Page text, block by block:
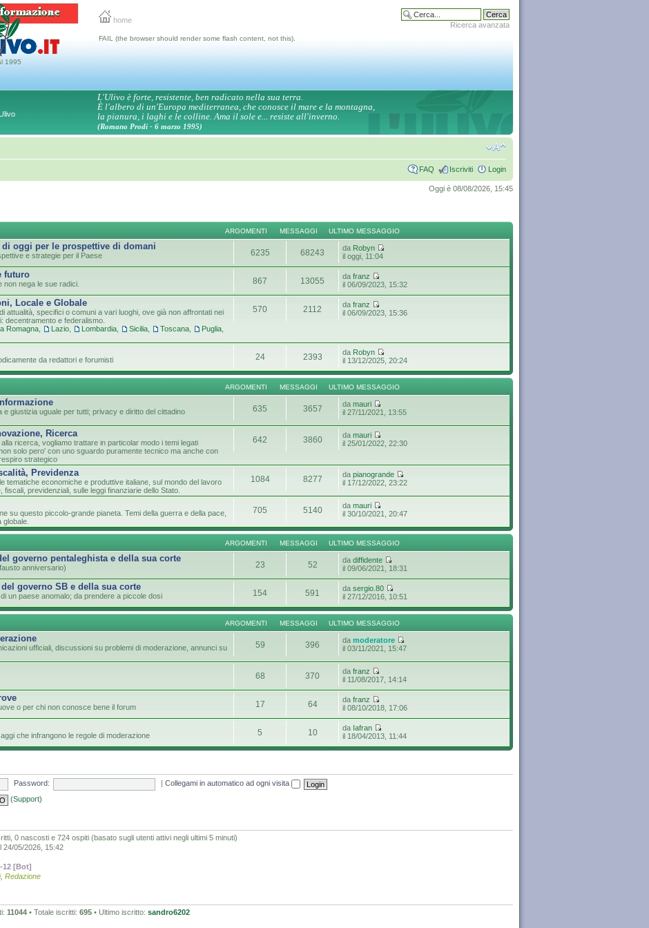
home
Ricerca avanzata
1995
FAIL (the browser should render some flash content, not this).
L'Ulivo è forte, resistente, ben radicato nella sua terra.
È l'albero di un'Europa mediterranea, che conosce il mare e la montagna,
la pianura, i laghi e le colline. Ama il sole e... resiste all'inverno.
(Romano Prodi - 6 marzo 1995)
FAQ Iscriviti Login
Oggi è 08/08/2026, 15:45
ARGOMENTI MESSAGGI ULTIMO MESSAGGIO
oggi per le prospettive di domani
e strategie per il Paese 6235 68243 da Robyn
il oggi, 11:04
futuro
non nega le sue radici. 867 13055 dafranz
il 06/09/2023, 15:32
Locale e Globale
attualità, specifici o comuni a vari luoghi, ove già non affrontati nei
decentramento e federalismo.
Romagna Lazio Lombardia Sicilia Toscana Puglia
570 2112 dafranz
il 06/09/2023, 15:36
da redattori e forumisti 24 2393 da Robyn
il 13/12/2025, 20:24
ARGOMENTI MESSAGGI ULTIMO MESSAGGIO
giustizia uguale per tutti; privacy e diritto del cittadino
635 3657 damauri
il 27/11/2021, 13:55
Ricerca
ricerca, vogliamo trattare in particolar modo i temi legati
solo pero' con uno sguardo puramente tecnico ma anche con
strategico
642 3860 damauri
il 25/01/2022, 22:30
Previdenza
tematiche economiche e produttive italiane, sul mondo del lavoro
fiscali, previdenziali, sulle leggi finanziarie dello Stato.
1084 8277 dapianogrande
il 17/12/2022, 23:22
su questo piccolo-grande pianeta. Temi della guerra e della pace,
globale.
705 5140 damauri
il 30/10/2021, 20:47
ARGOMENTI MESSAGGI ULTIMO MESSAGGIO
governo pentaleghista e della sua corte
anniversario) 23 52 dadiffidente
il 09/06/2021, 18:31
governo SB e della sua corte
un paese anomalo; da prendere a piccole dosi 154 591 dasergio.80
il 27/12/2016, 10:51
ARGOMENTI MESSAGGI ULTIMO MESSAGGIO
ufficiali, discussioni su problemi di moderazione, annunci su
59 396 damoderatore
il 03/11/2021, 15:47
68 370 dafranz
il 11/08/2017, 14:14
o per chi non conosce bene il forum 17 64 dafranz
il 08/10/2018, 17:06
che infrangono le regole di moderazione 5 10 da Iafran
il 18/04/2013, 11:44
Password:
Collegami in automatico ad ogni visita
(Support)
0 nascosti e 724 ospiti (basato sugli utenti attivi negli ultimi 5 minuti)
24/05/2026, 15:42
12 [Bot]
, Redazione
11044 • Totale iscritti: 695 • Ultimo iscritto: sandro6202